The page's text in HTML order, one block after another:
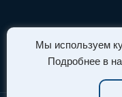
Мы используем
Подробнее в